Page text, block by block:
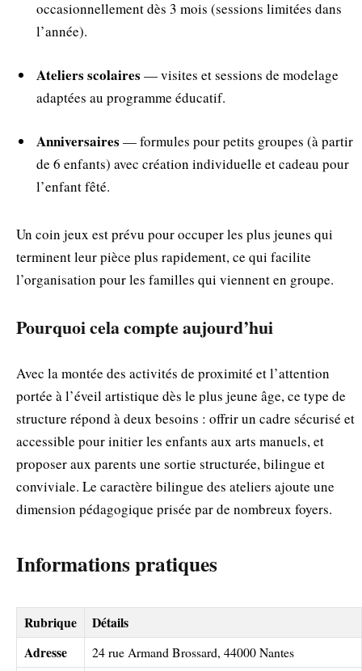
occasionnellement dès 3 mois (sessions limitées dans
l’année).
Ateliers scolaires — visites et sessions de modelage
adaptées au programme éducatif.
Anniversaires — formules pour petits groupes (à partir
de 6 enfants) avec création individuelle et cadeau pour
l’enfant fêté.
Un coin jeux est prévu pour occuper les plus jeunes qui
terminent leur pièce plus rapidement, ce qui facilite
l’organisation pour les familles qui viennent en groupe.
Pourquoi cela compte aujourd’hui
Avec la montée des activités de proximité et l’attention
portée à l’éveil artistique dès le plus jeune âge, ce type de
structure répond à deux besoins : offrir un cadre sécurisé et
accessible pour initier les enfants aux arts manuels, et
proposer aux parents une sortie structurée, bilingue et
conviviale. Le caractère bilingue des ateliers ajoute une
dimension pédagogique prisée par de nombreux foyers.
Informations pratiques
Rubrique
Détails
Adresse
24 rue Armand Brossard, 44000 Nantes